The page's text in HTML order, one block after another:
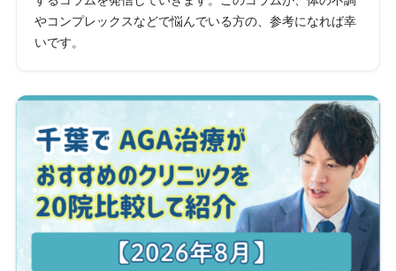
やコンプレックスなどで悩んでいる方の、参考になれば幸
いです。